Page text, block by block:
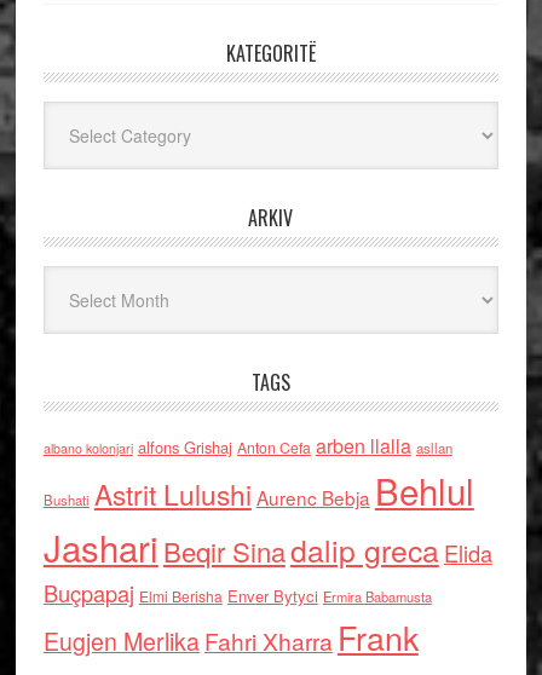
KATEGORITË
ARKIV
TAGS
albano kolonjari alfons Grishaj Anton Cefa arben llalla asllan
Bushati Astrit Lulushi Aurenc Bebja Behlul
Jashari Beqir Sinadalip grecaElida
Buçpapaj Elmi Berisha Enver Bytyci Ermira Babamusta
Eugjen MerlikaFahri Xharra Frank